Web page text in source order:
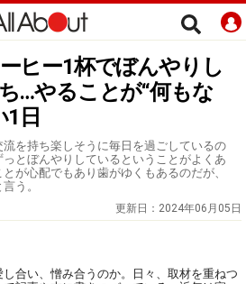
ヒー1杯でぼんやりし
…やることが“何もな
日
を持ち楽しそうに毎日を過ごしているの
とぼんやりしているということがよくあ
が心配でもあり歯がゆくもあるのだが、
う。
更新日： 2024年06月05日
し合い、憎み合うのか。日々、取材を重ねつ